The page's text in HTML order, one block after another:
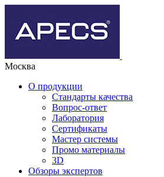
Москва
О продукции
Стандарты качества
Вопрос-ответ
Лаборатория
Сертификаты
Мастер системы
Промо материалы
3D
Обзоры экспертов